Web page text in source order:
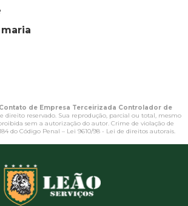
maria
Contato de Empresa Terceirizada Controlador de
direito reservado. Sua reprodução, parcial ou total, mesmo
sem a autorização do autor. Crime de violação de
do Código Penal – Lei 9610/98 - Lei de direitos autorais.